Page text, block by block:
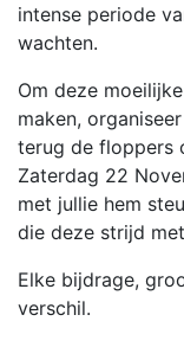
intense periode
wachten.
Om deze
maken,
terug de floppers
Zaterdag 22
met jullie hem
die deze strijd
Elke bijdrage,
verschil.